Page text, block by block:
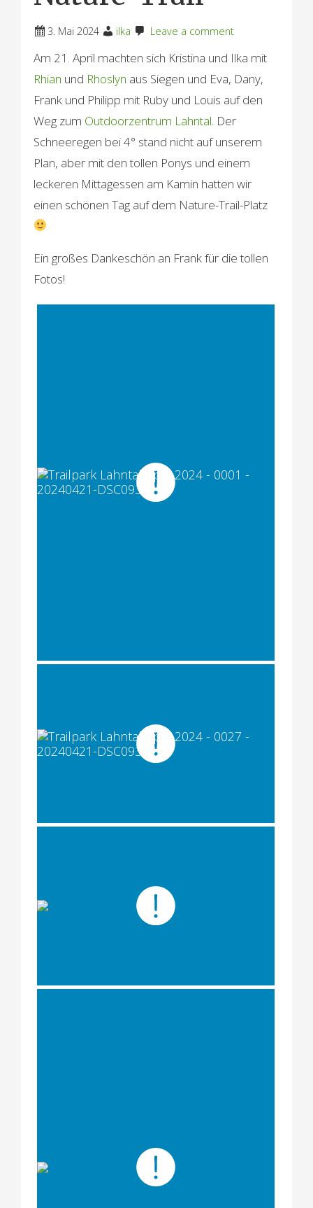
3. Mai 2024 ilka Leave a comment
Am 21. April machten sich Kristina und Ilka mit
Rhian und Rhoslyn aus Siegen und Eva, Dany,
Frank und Philipp mit Ruby und Louis auf den
Weg zum Outdoorzentrum Lahntal . Der
Schneeregen bei 4° stand nicht auf unserem
Plan, aber mit den tollen Ponys und einem
leckeren Mittagessen am Kamin hatten wir
einen schönen Tag auf dem Nature-Trail-Platz
Ein großes Dankeschön an Frank für die tollen
Fotos!